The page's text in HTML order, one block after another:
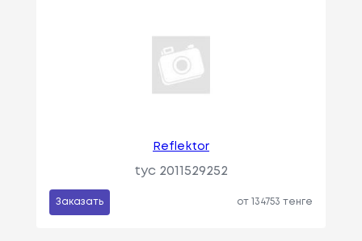
Reflektor
tyc 2011529252
Заказать от 134753 тенге